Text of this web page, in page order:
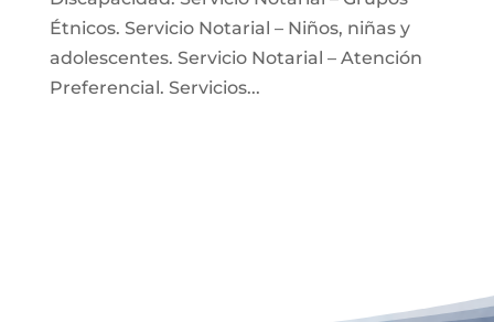
Étnicos. Servicio Notarial – Niños, niñas y
adolescentes. Servicio Notarial – Atención
Preferencial. Servicios...